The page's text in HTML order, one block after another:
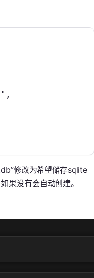
修改为希望储存sqlite
果没有会自动创建。